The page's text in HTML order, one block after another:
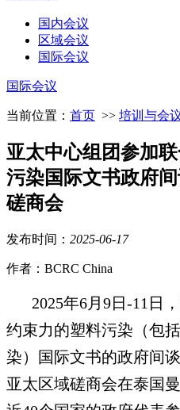
国内会议
区域会议
国际会议
国际会议
当前位置： 首页 >> 培训与会
亚太中心组团参加
污染国际文书政府
磋商会
发布时间： 2025-06-17
作者：BCRC China
2025年6月9日-11日
约束力的塑料污染（包
染）国际文书的政府间
亚太区域磋商会在泰国